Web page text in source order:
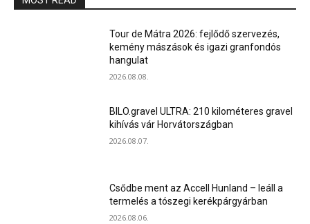
Tour de Mátra 2026: fejlődő szervezés,
kemény mászások és igazi granfondós
hangulat
2026.08.08.
BILO.gravel ULTRA: 210 kilométeres gravel
kihívás vár Horvátországban
2026.08.07.
Csődbe ment az Accell Hunland – leáll a
termelés a tószegi kerékpárgyárban
2026.08.06.